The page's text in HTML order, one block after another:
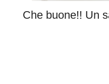
Che buone!! Un